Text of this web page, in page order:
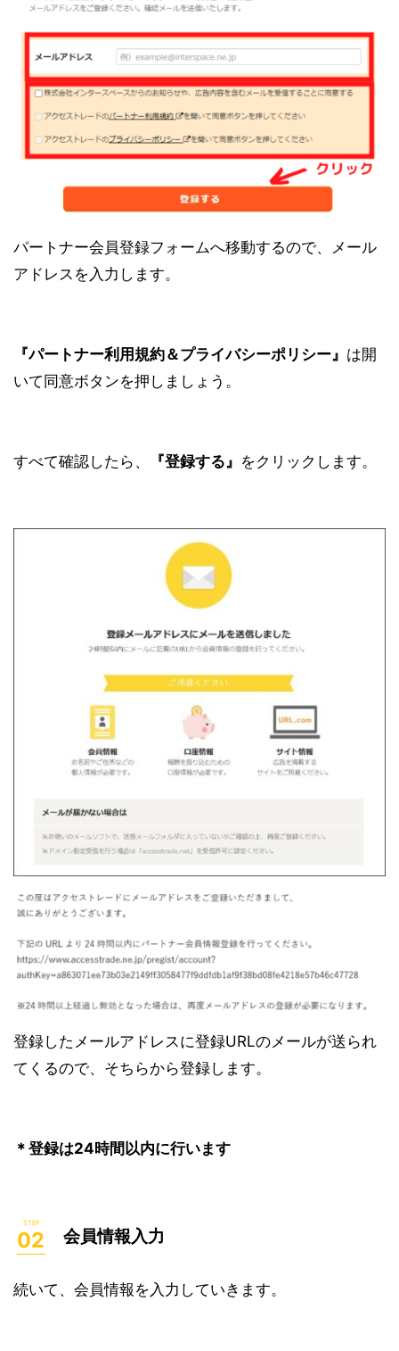
パートナー会員登録フォームへ移動するので、メール
アドレスを入力します。
『パートナー利用規約＆プライバシーポリシー』 は開
いて同意ボタンを押しましょう。
すべて確認したら、 『登録する』 をクリックします。
登録したメールアドレスに登録URLのメールが送られ
てくるので、そちらから登録します。
＊登録は24時間以内に行います
会員情報入力
続いて、会員情報を入力していきます。